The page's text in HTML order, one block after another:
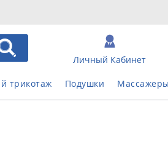
Личный Кабинет
трикотаж Подушки